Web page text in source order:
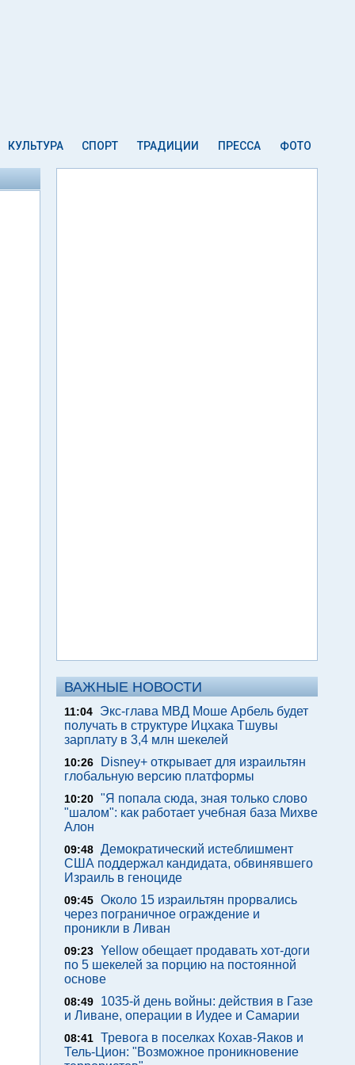
КУЛЬТУРА СПОРТ ТРАДИЦИИ ПРЕССА ФОТО
ВАЖНЫЕ НОВОСТИ
11:04
Экс-глава МВД Моше Арбель будет
получать в структуре Ицхака Тшувы
зарплату в 3,4 млн шекелей
10:26
Disney+ открывает для израильтян
глобальную версию платформы
10:20 "Я попала сюда, зная только слово
"шалом": как работает учебная база Михве
Алон
09:48 Демократический истеблишмент
США поддержал кандидата, обвинявшего
Израиль в геноциде
09:45 Около 15 израильтян прорвались
через пограничное ограждение и
проникли в Ливан
09:23 Yellow обещает продавать хот-доги
по 5 шекелей за порцию на постоянной
основе
08:49
1035-й день войны: действия в Газе
и Ливане, операции в Иудее и Самарии
08:41 Тревога в поселках Кохав-Яаков и
Тель-Цион: "Возможное проникновение